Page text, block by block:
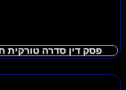
פסק דין סדרה טורקית